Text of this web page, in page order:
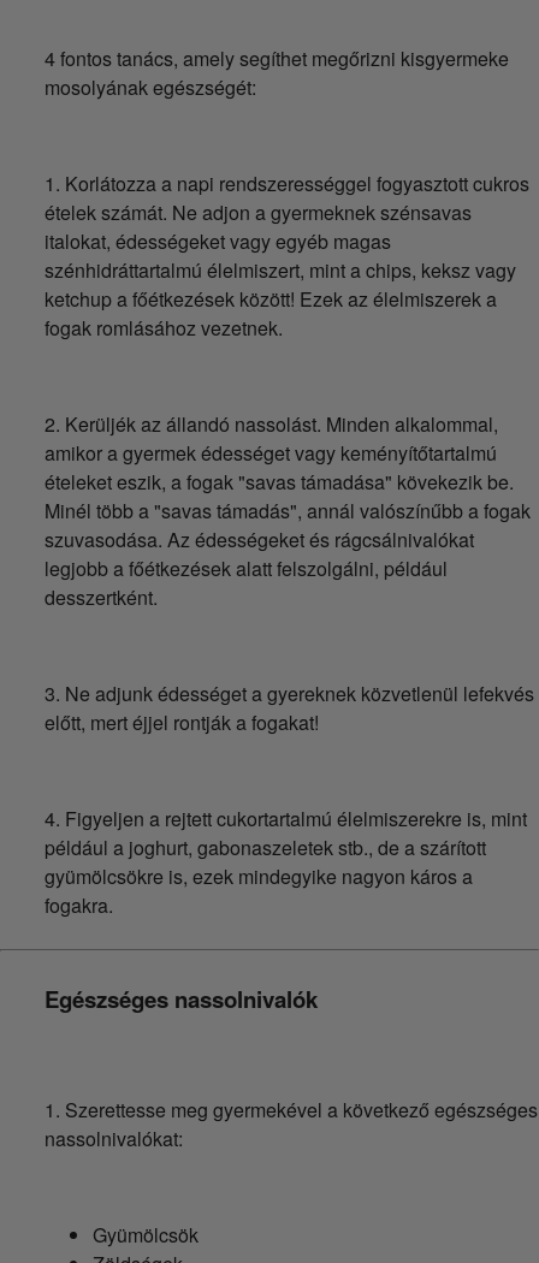
4 fontos tanács, amely segíthet megőrizni kisgyermeke
mosolyának egészségét:
1. Korlátozza a napi rendszerességgel fogyasztott cukros
ételek számát. Ne adjon a gyermeknek szénsavas
italokat, édességeket vagy egyéb magas
szénhidráttartalmú élelmiszert, mint a chips, keksz vagy
ketchup a főétkezések között! Ezek az élelmiszerek a
fogak romlásához vezetnek.
2. Kerüljék az állandó nassolást. Minden alkalommal,
amikor a gyermek édességet vagy keményítőtartalmú
ételeket eszik, a fogak "savas támadása" kövekezik be.
Minél több a "savas támadás", annál valószínűbb a fogak
szuvasodása. Az édességeket és rágcsálnivalókat
legjobb a főétkezések alatt felszolgálni, például
desszertként.
3. Ne adjunk édességet a gyereknek közvetlenül lefekvés
előtt, mert éjjel rontják a fogakat!
4. Figyeljen a rejtett cukortartalmú élelmiszerekre is, mint
például a joghurt, gabonaszeletek stb., de a szárított
gyümölcsökre is, ezek mindegyike nagyon káros a
fogakra.
Egészséges nassolnivalók
1. Szerettesse meg gyermekével a következő egészséges
nassolnivalókat:
Gyümölcsök